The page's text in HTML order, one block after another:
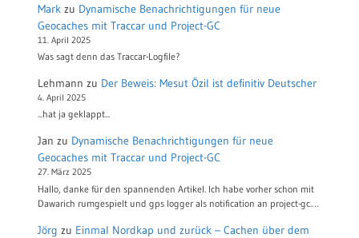
Mark zu Dynamische Benachrichtigungen für neue
Geocaches mit Traccar und Project-GC
11. April 2025
Was sagt denn das Traccar-Logfile?
Lehmann zu Der Beweis: Mesut Özil ist definitiv Deutscher
4. April 2025
...hat ja geklappt...
Jan zu Dynamische Benachrichtigungen für neue
Geocaches mit Traccar und Project-GC
27. März 2025
Hallo, danke für den spannenden Artikel. Ich habe vorher schon mit
Dawarich rumgespielt und gps logger als notification an project-gc.…
Jörg zu Einmal Nordkap und zurück – Cachen über dem